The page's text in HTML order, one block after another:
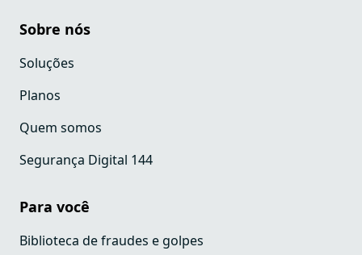
Sobre nós
Soluções
Planos
Quem somos
Segurança Digital 144
Para você
Biblioteca de fraudes e golpes